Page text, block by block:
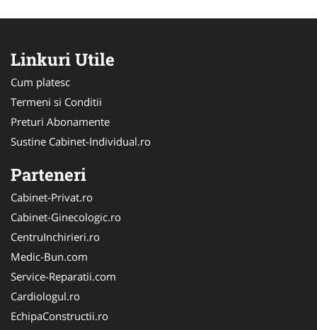
Linkuri Utile
Cum platesc
Termeni si Conditii
Preturi Abonamente
Sustine Cabinet-Individual.ro
Parteneri
Cabinet-Privat.ro
Cabinet-Ginecologic.ro
CentruInchirieri.ro
Medic-Bun.com
Service-Reparatii.com
Cardiologul.ro
EchipaConstructii.ro